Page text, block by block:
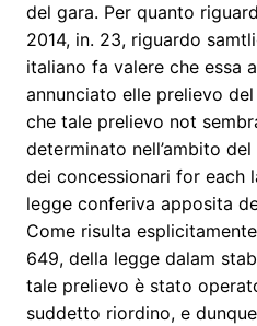
del gara. Per quanto
2014, in. 23, riguardo
italiano fa valere che essa
annunciato elle prelievo
che tale prelievo not
determinato nell’ambito
dei concessionari for each
legge conferiva apposita
Come risulta
649, della legge dalam
tale prelievo è stato
suddetto riordino, e